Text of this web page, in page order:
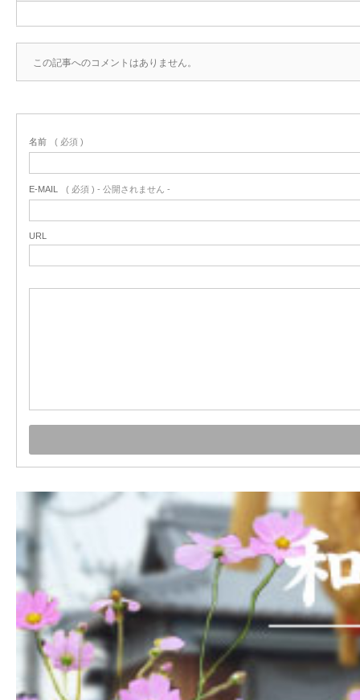
この記事へのコメントはありません。
名前 ( 必須 )
E-MAIL ( 必須 ) - 公開されません -
URL